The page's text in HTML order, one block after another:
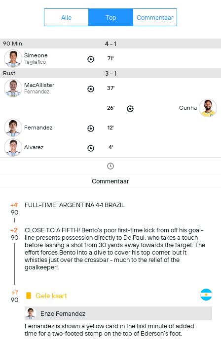
Alle Top Commentaar
90 Min. 4 - 1
Simeone
Tagliafico 71'
Rust 3 - 1
MacAllister
Fernandez 37'
26' Cunha
Fernandez 12'
Alvarez 4'
Commentaar
+4'
90
FULL-TIME: ARGENTINA 4-1 BRAZIL
+2'
90
CLOSE TO A FIFTH! Bento’s poor first-time kick from off his goal-
line presents possession directly to De Paul, who takes a touch
before lashing a shot from 30 yards away towards the target. The
effort forces Bento into a dive to cover his top corner, but it
whistles just over the crossbar - much to the relief of the
goalkeeper!
+1'
90
Gele kaart
Enzo Fernandez
Fernandez is shown a yellow card in the first minute of added
time for a two-footed stomp on the top of Ederson’s foot.